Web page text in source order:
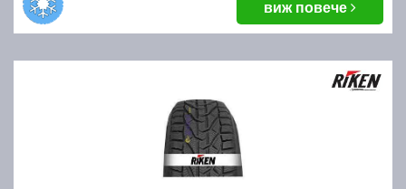
виж повече